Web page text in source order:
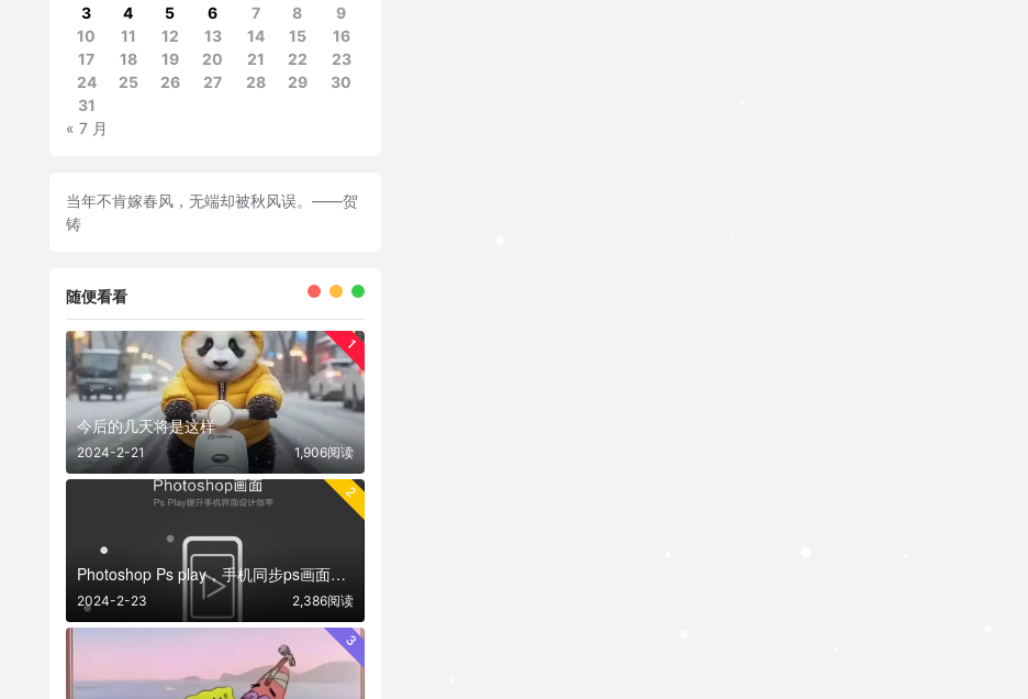
3
4 5 6 7 8
9
10
11 12 13 14 15
16
17
18 19 20 21 22
23
24
25 26 27 28 29
30
31
« 7 月
当年不肯嫁春风，无端却被秋风误。——贺
铸
随便看看
1
今后的几天将是这样
2024-2-21 1,906阅读
2
Photoshop Ps play，手机同步ps画面神器
2024-2-23 2,386阅读
3